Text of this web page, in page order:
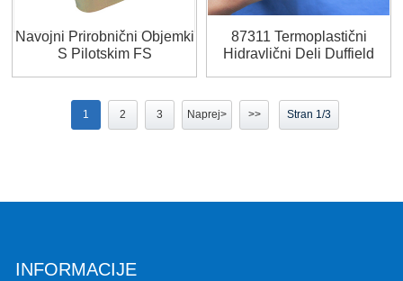
Navojni Prirobnični Objemki
S Pilotskim FS
87311 Termoplastični
Hidravlični Deli Duffield
1 2 3 Naprej> >> Stran 1/3
INFORMACIJE